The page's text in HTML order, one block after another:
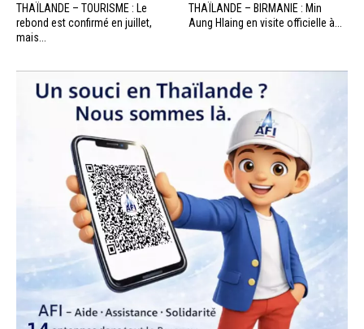
THAÏLANDE – TOURISME : Le
rebond est confirmé en juillet,
mais...
THAÏLANDE – BIRMANIE : Min
Aung Hlaing en visite officielle à...